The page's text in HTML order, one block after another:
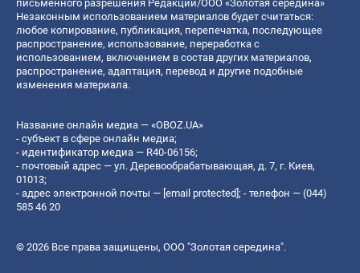
письменного разрешения Редакции/ООО «Золотая середина»
Незаконным использованием материалов будет считаться:
любое копирование, публикация, перепечатка, последующее
распространение, использование, переработка с
использованием, включением в состав других материалов,
распространение, адаптация, перевод и другие подобные
изменения материала.
Название онлайн медиа — «OBOZ.UA»
- субъект в сфере онлайн медиа;
- идентификатор медиа — R40-06156;
- почтовый адрес — ул. Деревообрабатывающая, д. 7, г. Киев,
01013;
- адрес электронной почты — [email protected] ; - телефон — (044)
585 46 20
© 2026 Все права защищены, ООО "Золотая середина".